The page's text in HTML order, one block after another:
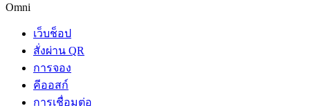
Omni
เว็บช็อป
สั่งผ่าน QR
การจอง
คีออสก์
การเชื่อมต่อ